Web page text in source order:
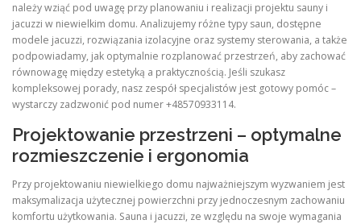
należy wziąć pod uwagę przy planowaniu i realizacji projektu sauny i
jacuzzi w niewielkim domu. Analizujemy różne typy saun, dostępne
modele jacuzzi, rozwiązania izolacyjne oraz systemy sterowania, a także
podpowiadamy, jak optymalnie rozplanować przestrzeń, aby zachować
równowagę między estetyką a praktycznością. Jeśli szukasz
kompleksowej porady, nasz zespół specjalistów jest gotowy pomóc –
wystarczy zadzwonić pod numer +48570933114.
Projektowanie przestrzeni – optymalne
rozmieszczenie i ergonomia
Przy projektowaniu niewielkiego domu najważniejszym wyzwaniem jest
maksymalizacja użytecznej powierzchni przy jednoczesnym zachowaniu
komfortu użytkowania. Sauna i jacuzzi, ze względu na swoje wymagania